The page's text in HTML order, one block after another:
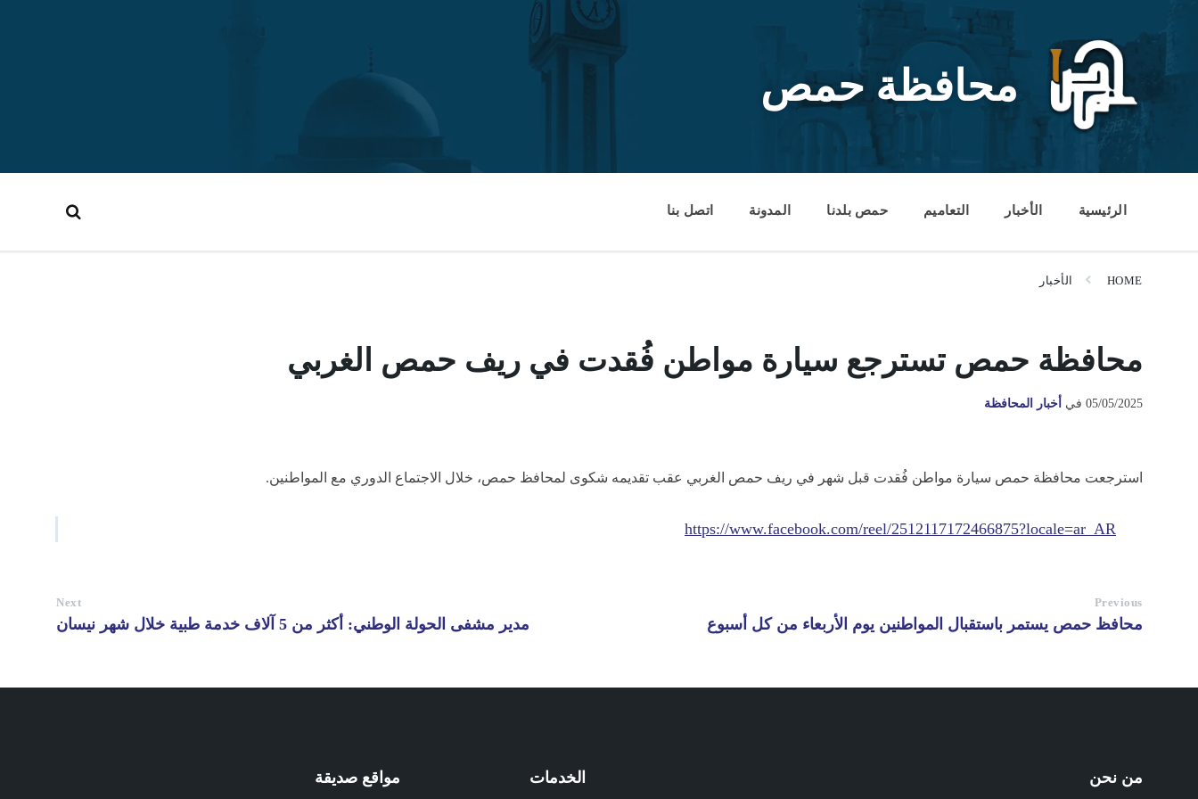
content
محافظة حمص
الرئيسية الأخبار التعاميم حمص بلدنا المدونة اتصل بنا
HOME الأخبار
محافظة حمص تسترجع سيارة مواطن فُقدت في ريف حمص الغربي
05/05/2025 في أخبار المحافظة
استرجعت محافظة حمص سيارة مواطن فُقدت قبل شهر في ريف حمص الغربي عقب تقديمه شكوى لمحافظ حمص، خلال الاجتماع الدوري مع المواطنين.
https://www.facebook.com/reel/2512117172466875?locale=ar_AR
Previous
محافظ حمص يستمر باستقبال المواطنين يوم الأربعاء من كل أسبوع
Next
مدير مشفى الحولة الوطني: أكثر من 5 آلاف خدمة طبية خلال شهر نيسان
من نحن الخدمات مواقع صديقة